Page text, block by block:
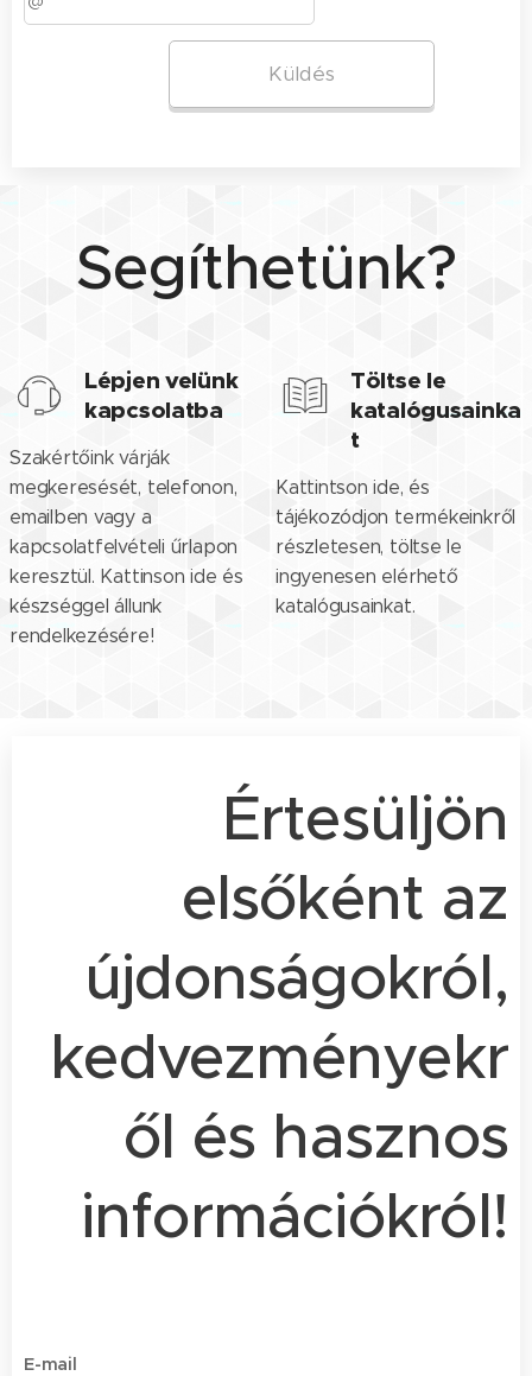
Küldés
Segíthetünk?
Lépjen velünk
kapcsolatba
Szakértőink várják
megkeresését, telefonon,
emailben vagy a
kapcsolatfelvételi űrlapon
keresztül. Kattinson ide és
készséggel állunk
rendelkezésére!
Töltse le
katalógusainka
t
Kattintson ide, és
tájékozódjon termékeinkről
részletesen, töltse le
ingyenesen elérhető
katalógusainkat.
Értesüljön
elsőként az
újdonságokról,
kedvezményekr
ől és hasznos
információkról!
E-mail